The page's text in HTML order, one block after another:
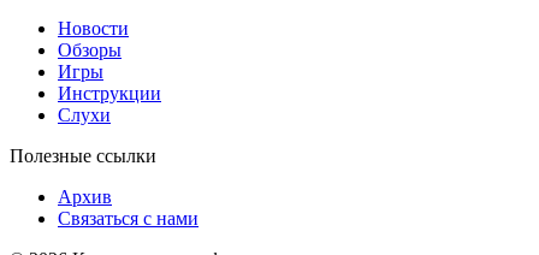
Новости
Обзоры
Игры
Инструкции
Слухи
Полезные ссылки
Архив
Связаться с нами